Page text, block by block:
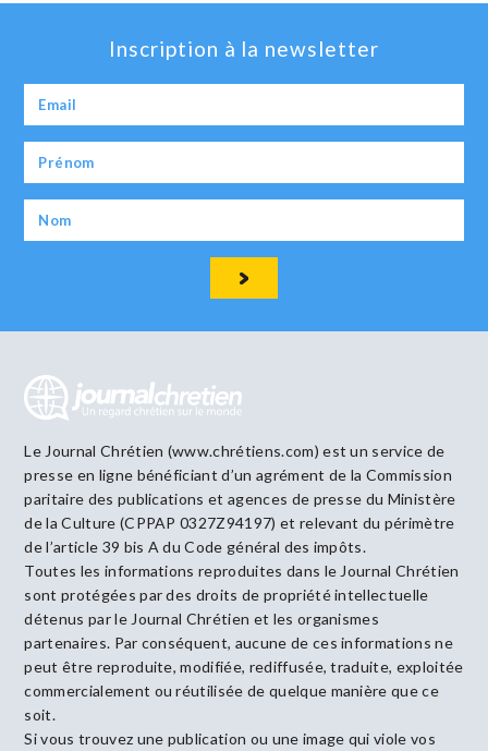
Inscription à la newsletter
Le Journal Chrétien (www.chrétiens.com) est un service de
presse en ligne bénéficiant d’un agrément de la Commission
paritaire des publications et agences de presse du Ministère
de la Culture (CPPAP 0327Z94197) et relevant du périmètre
de l’article 39 bis A du Code général des impôts.
Toutes les informations reproduites dans le Journal Chrétien
sont protégées par des droits de propriété intellectuelle
détenus par le Journal Chrétien et les organismes
partenaires. Par conséquent, aucune de ces informations ne
peut être reproduite, modifiée, rediffusée, traduite, exploitée
commercialement ou réutilisée de quelque manière que ce
soit.
Si vous trouvez une publication ou une image qui viole vos